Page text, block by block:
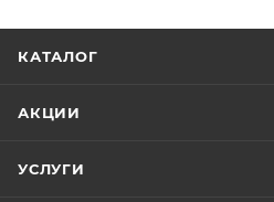
КАТАЛОГ
АКЦИИ
УСЛУГИ